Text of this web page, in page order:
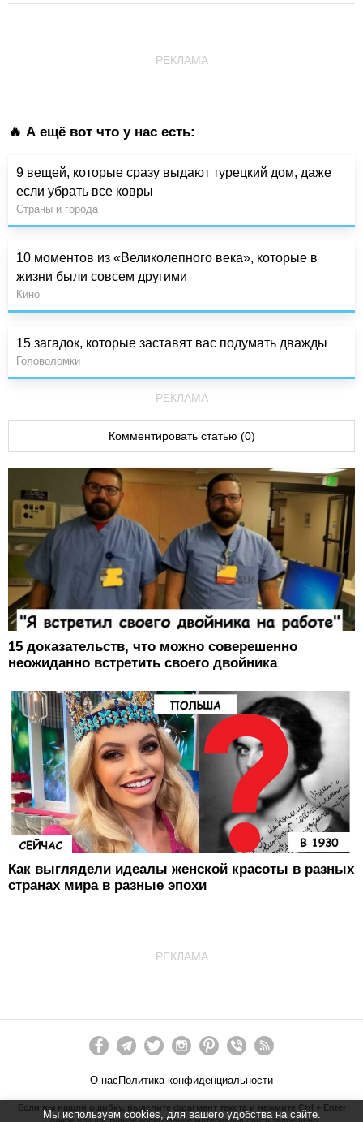
Мы используем cookies, для вашего удобства на сайте.
РЕКЛАМА
🔥 А ещё вот что у нас есть:
9 вещей, которые сразу выдают турецкий дом, даже
если убрать все ковры
Страны и города
10 моментов из «Великолепного века», которые в
жизни были совсем другими
Кино
15 загадок, которые заставят вас подумать дважды
Головоломки
РЕКЛАМА
Комментировать статью (0)
15 доказательств, что можно соверешенно
неожиданно встретить своего двойника
Как выглядели идеалы женской красоты в разных
странах мира в разные эпохи
РЕКЛАМА
О насПолитика конфиденциальности
Если вы нашли ошибку, выделите фрагмент текста и нажмите Ctrl + Enter